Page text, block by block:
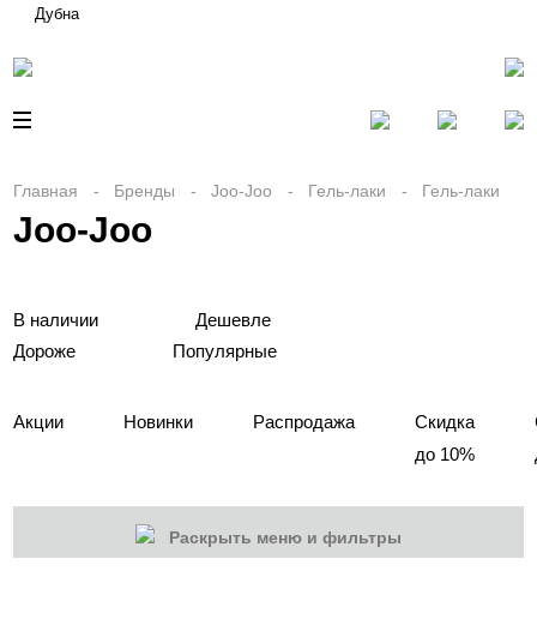
Дубна
Главная Бренды Joo-Joo Гель-лаки Гель-лаки
Joo-Joo
В наличии
Дешевле
Дороже
Популярные
Акции Новинки Распродажа
Скидка
до 10%
Раскрыть меню и фильтры